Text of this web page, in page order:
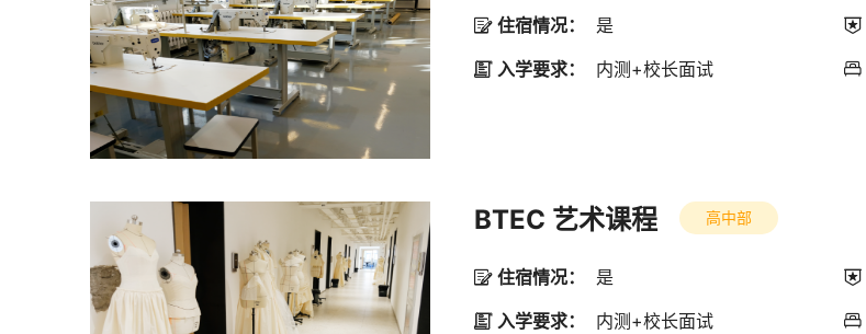
 住宿情况： 是 
 入学要求： 内测+校长面试 
BTEC 艺术课程 高中部
 住宿情况： 是 
 入学要求： 内测+校长面试 